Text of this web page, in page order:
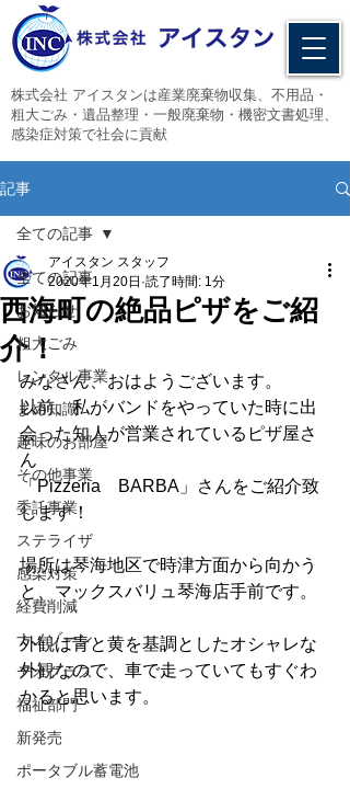
​株式会社 アイスタンは産業廃棄物収集、不用品・
粗大ごみ・遺品整理・一般廃棄物・機密文書処理、
感染症対策で社会に貢献
記事
全ての記事
お知らせ
粗大ごみ
レンタル事業
まめ知識
趣味のお部屋
その他事業
委託事業
ステライザ
感染対策
経費削減
ナノゾーン
デオグラス
福祉部門
新発売
ポータブル蓄電池
全ての記事
西海町の絶品ピザをご紹
介！
アイスタン スタッフ
2020年1月20日 読了時間: 1分
みなさん、おはようございます。
以前、私がバンドをやっていた時に出
会った知人が営業されているピザ屋さ
ん
「Pizzeria　BARBA」さんをご紹介致
します！
場所は琴海地区で時津方面から向かう
と、マックスバリュ琴海店手前です。
外観は青と黄を基調としたオシャレな
外観なので、車で走っていてもすぐわ
かると思います。